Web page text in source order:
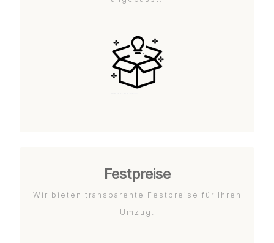
Festpreise
Wir bieten transparente Festpreise für Ihren
Umzug.